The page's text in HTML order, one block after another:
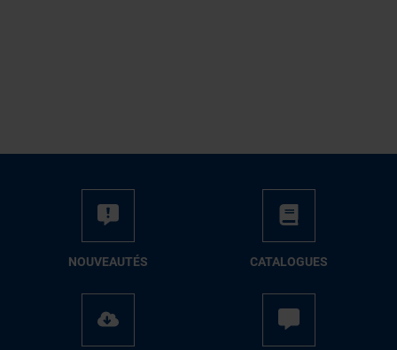
NOUVEAUTÉS CATALOGUES